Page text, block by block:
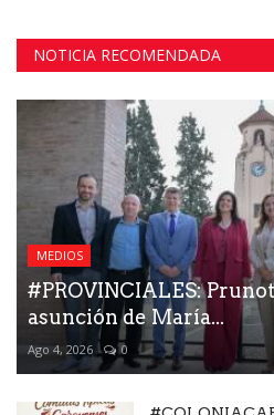
NOTICIA RECOMENDADA
MEDIOS
#PROVINCIALES:
asunción de María...
Ago 4, 2026 0